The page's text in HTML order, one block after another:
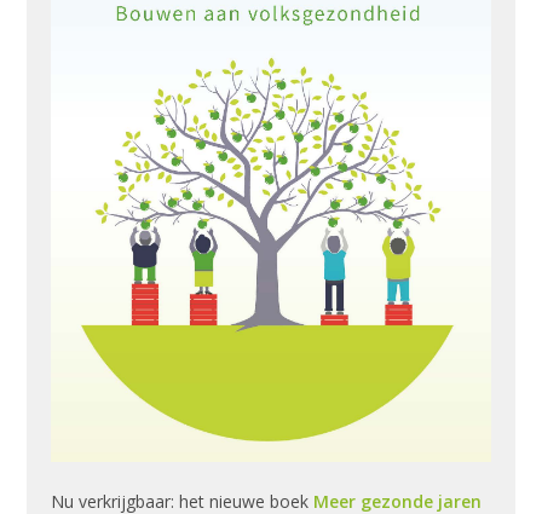
Nu verkrijgbaar: het nieuwe boek Meer gezonde jaren